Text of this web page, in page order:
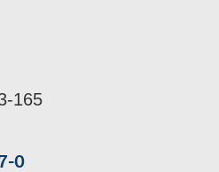
165
0